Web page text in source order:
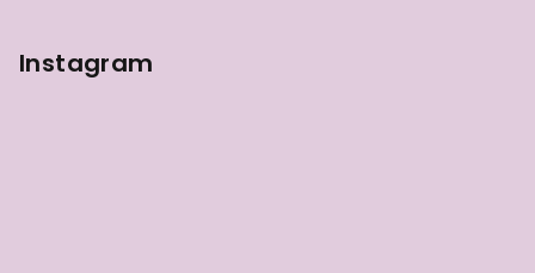
Instagram